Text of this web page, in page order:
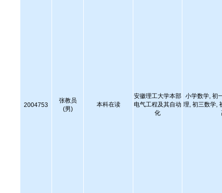
2004753
张教员
(男)
本科在读
安徽理工大学本部
电气工程及其自动
化
小学数学, 初
理, 初三数学,